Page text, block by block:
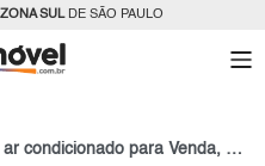
ZONA SULDE SÃO PAULO
Apartamento Jardim Europa com ar condicionado para Venda, Zona Sul, SP